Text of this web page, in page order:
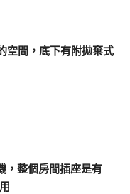
空間，底下有附拋棄式
，整個房間插座是有